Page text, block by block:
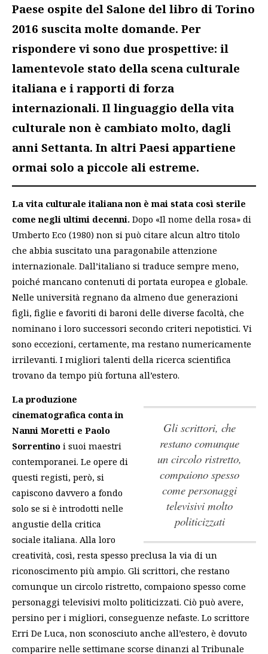
Paese ospite del Salone del libro di Torino
2016 suscita molte domande. Per
rispondere vi sono due prospettive: il
lamentevole stato della scena culturale
italiana e i rapporti di forza
internazionali. Il linguaggio della vita
culturale non è cambiato molto, dagli
anni Settanta. In altri Paesi appartiene
ormai solo a piccole ali estreme.
La vita culturale italiana non è mai stata così sterile
come negli ultimi decenni. Dopo «Il nome della rosa» di
Umberto Eco (1980) non si può citare alcun altro titolo
che abbia suscitato una paragonabile attenzione
internazionale. Dall’italiano si traduce sempre meno,
poiché mancano contenuti di portata europea e globale.
Nelle università regnano da almeno due generazioni
figli, figlie e favoriti di baroni delle diverse facoltà, che
nominano i loro successori secondo criteri nepotistici. Vi
sono eccezioni, certamente, ma restano numericamente
irrilevanti. I migliori talenti della ricerca scientifica
trovano da tempo più fortuna all’estero.
Gli scrittori, che
restano comunque
un circolo ristretto,
compaiono spesso
come personaggi
televisivi molto
politicizzati
La produzione
cinematografica conta in
Nanni Moretti e Paolo
Sorrentino i suoi maestri
contemporanei. Le opere di
questi registi, però, si
capiscono davvero a fondo
solo se si è introdotti nelle
angustie della critica
sociale italiana. Alla loro
creatività, così, resta spesso preclusa la via di un
riconoscimento più ampio. Gli scrittori, che restano
comunque un circolo ristretto, compaiono spesso come
personaggi televisivi molto politicizzati. Ciò può avere,
persino per i migliori, conseguenze nefaste. Lo scrittore
Erri De Luca, non sconosciuto anche all’estero, è dovuto
comparire nelle settimane scorse dinanzi al Tribunale